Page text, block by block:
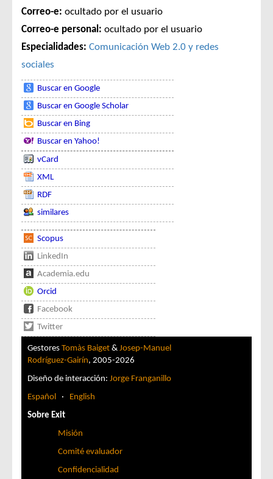
Correo-e: ocultado por el usuario
Correo-e personal: ocultado por el usuario
Especialidades: Comunicación Web 2.0 y redes
sociales
Buscar en Google
Buscar en Google Scholar
Buscar en Bing
Buscar en Yahoo!
vCard
XML
RDF
similares
Scopus
LinkedIn
Academia.edu
Orcid
Facebook
Twitter
Gestores Tomàs Baiget & Josep-Manuel
Rodríguez-Gairín, 2005-2026
Diseño de interacción: Jorge Franganillo
Español · English
Sobre Exit
Misión
Comité evaluador
Confidencialidad